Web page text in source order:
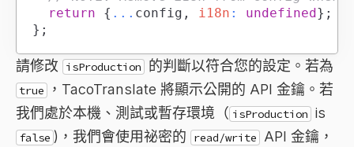
return
{ ... config , i18n : undefined} ;
} ;
請修改 isProduction 的判斷以符合您的設定。若為
true
，TacoTranslate 將顯示公開的 API 金鑰。若
我們處於本機、測試或暫存環境（ isProduction is
false )，我們會使用祕密的 read/write
API 金鑰，